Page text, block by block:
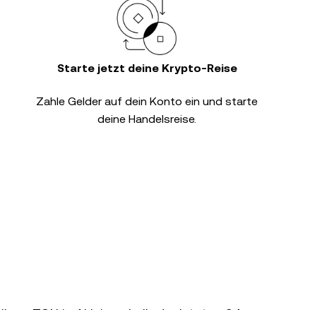
Starte jetzt deine Krypto-Reise
Zahle Gelder auf dein Konto ein und starte
deine Handelsreise.